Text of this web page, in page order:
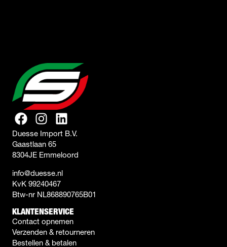
Duesse Import B.V.
Gaastlaan 65
8304JE Emmeloord
info@duesse.nl
KvK 99240467
Btw-nr NL868890765B01
KLANTENSERVICE
Contact opnemen
Verzenden & retourneren
Bestellen & betalen